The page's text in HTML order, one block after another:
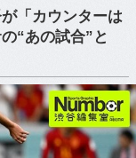
「カウンターは
“あの試合”と